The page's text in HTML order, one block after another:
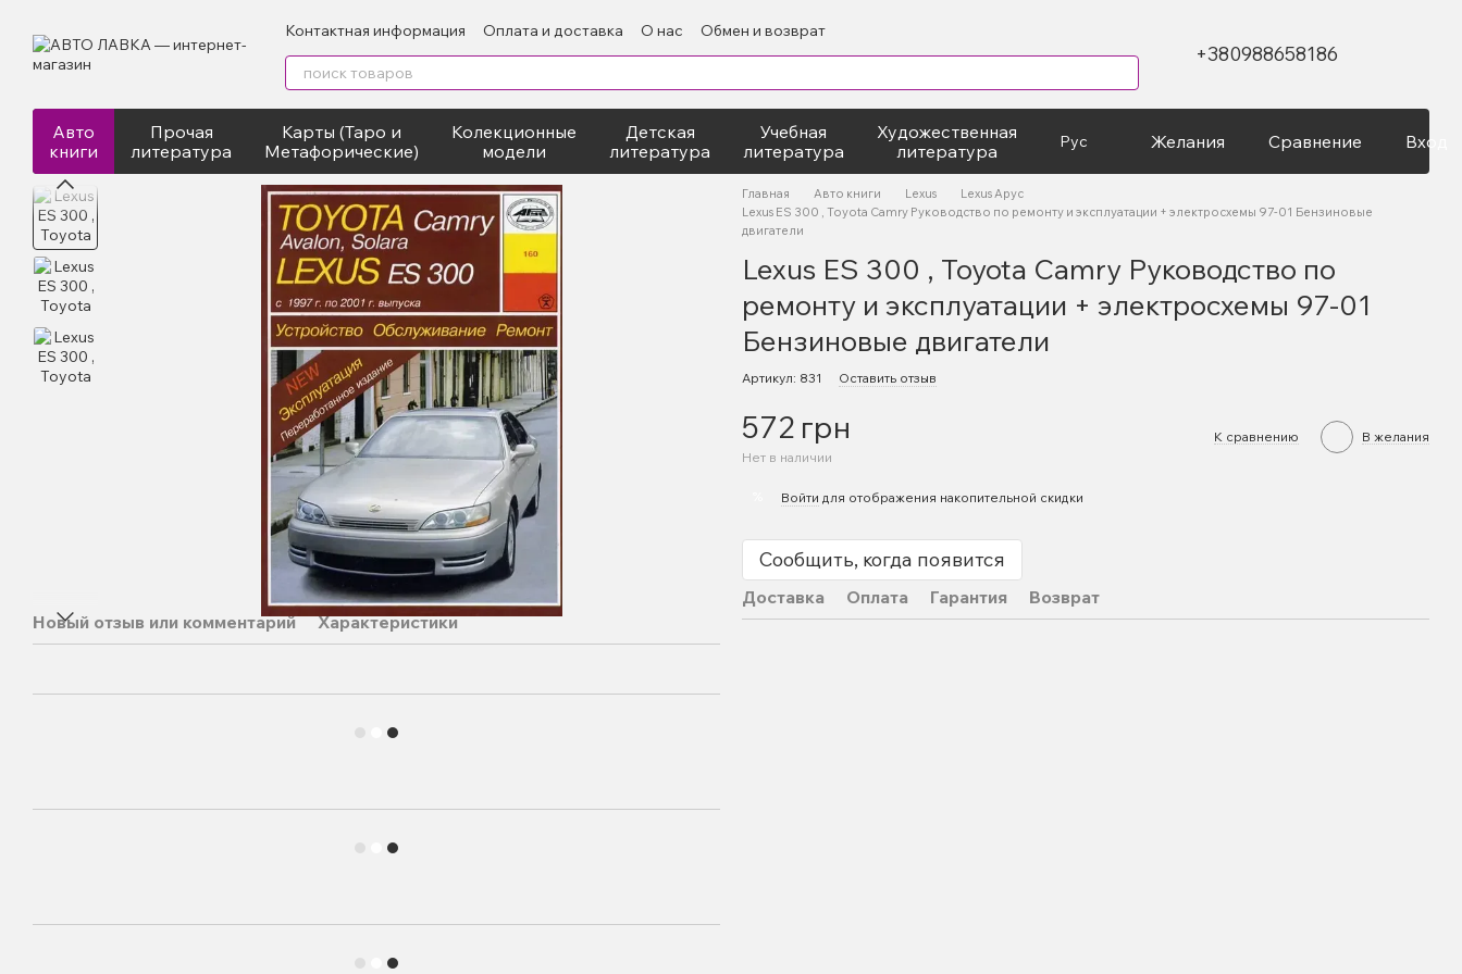
Контактная информация Оплата и доставка О нас Обмен и возврат
+380988658186
Авто
книги
Прочая
литература
Карты (Таро и
Метафорические)
Колекционные
модели
Детская
литература
Учебная
литература
Художественная
литература
Рус Желания Сравнение Вход
Новый отзыв или комментарий Характеристики
Главная Авто книги Lexus
Lexus Арус
Lexus ES 300 , Toyota Camry Руководство по ремонту и эксплуатации + электросхемы 97-01 Бензиновые
двигатели
Lexus ES 300 , Toyota Camry Руководство по
ремонту и эксплуатации + электросхемы 97-01
Бензиновые двигатели
Артикул: 831 Оставить отзыв
572 грн
Нет в наличии
К сравнению В желания
Войти для отображения накопительной скидки
Сообщить, когда появится
Доставка Оплата Гарантия Возврат